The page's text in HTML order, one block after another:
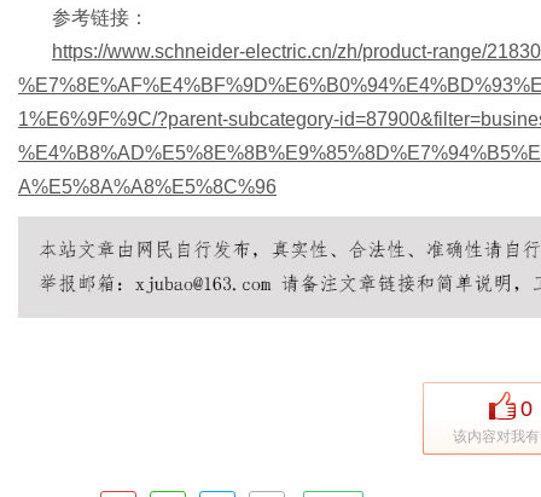
参考链接：
https://www.schneider-electric.cn/zh/product-range/
1%E6%9F%9C/?parent-subcategory-
A%E5%8A%A8%E5%8C%96
0
该内容对我